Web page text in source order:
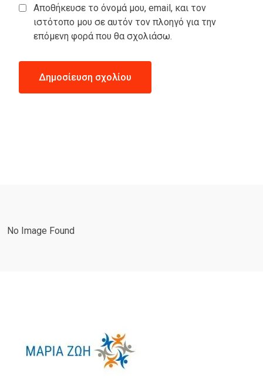
Αποθήκευσε το όνομά μου, email, και τον
ιστότοπο μου σε αυτόν τον πλοηγό για την
επόμενη φορά που θα σχολιάσω.
No Image Found